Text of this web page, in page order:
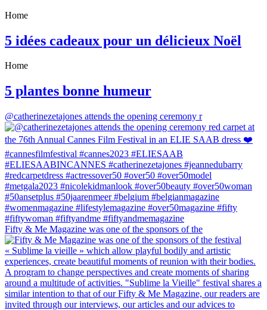
Home
5 idées cadeaux pour un délicieux Noël
Home
5 plantes bonne humeur
@catherinezetajones attends the opening ceremony r
Fifty & Me Magazine was one of the sponsors of the